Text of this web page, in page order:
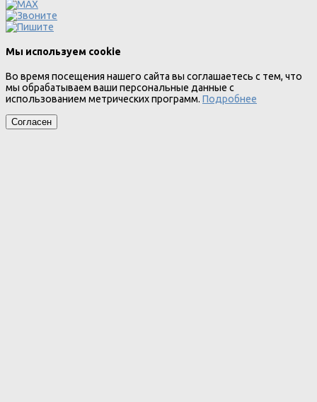
Мы используем cookie
Во время посещения нашего сайта вы соглашаетесь с тем, что
мы обрабатываем ваши персональные данные с
использованием метрических программ. Подробнее
Согласен